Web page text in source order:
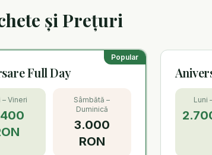
și Prețuri
Popular
Full Day
– Vineri
Sâmbătă –
Duminică
3.000
RON
Luni